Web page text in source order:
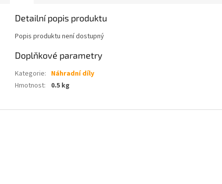
Detailní popis produktu
Popis produktu není dostupný
Doplňkové parametry
Kategorie: Náhradní díly
Hmotnost: 0.5 kg